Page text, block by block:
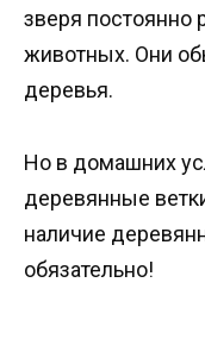
зверя постоянно
животных. Они
деревья.
Но в домашних
деревянные
наличие
обязательно!